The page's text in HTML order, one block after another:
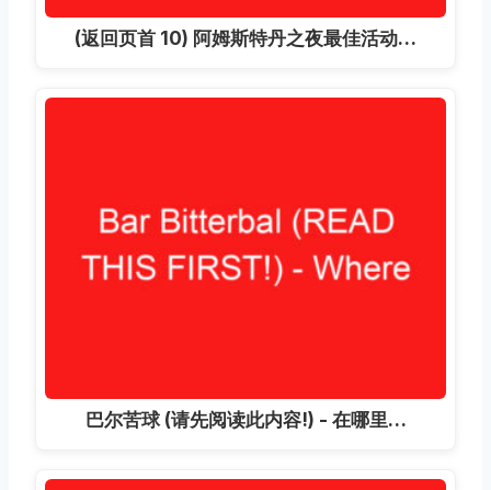
(返回页首 10) 阿姆斯特丹之夜最佳活动…
巴尔苦球 (请先阅读此内容!) - 在哪里…